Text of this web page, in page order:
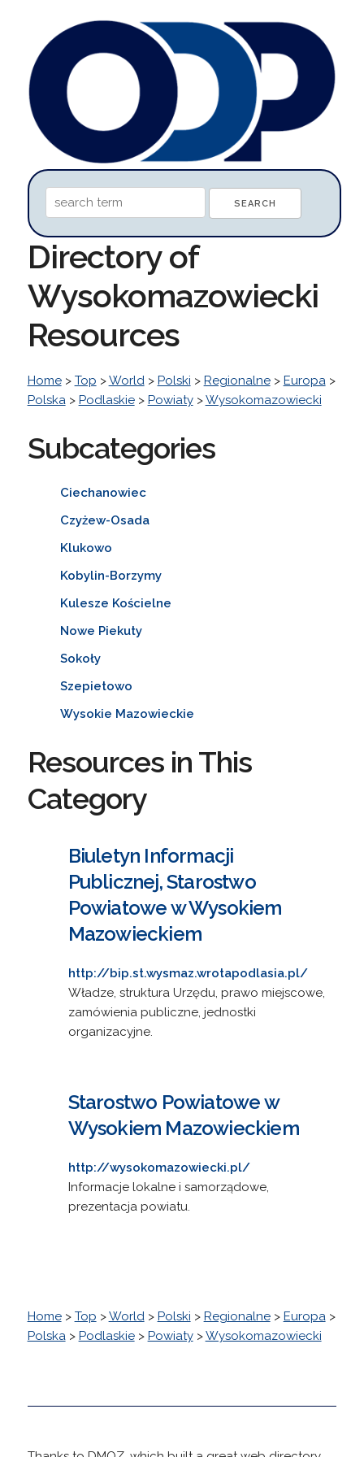
Directory of
Wysokomazowiecki
Resources
Home> Top >World> Polski > Regionalne> Europa>
Polska> Podlaskie> Powiaty>Wysokomazowiecki
Subcategories
Ciechanowiec
Czyżew-Osada
Klukowo
Kobylin-Borzymy
Kulesze Kościelne
Nowe Piekuty
Sokoły
Szepietowo
Wysokie Mazowieckie
Resources in This
Category
Biuletyn Informacji
Publicznej, Starostwo
Powiatowe w Wysokiem
Mazowieckiem
http://bip.st.wysmaz.wrotapodlasia.pl/
Władze, struktura Urzędu, prawo miejscowe,
zamówienia publiczne, jednostki
organizacyjne.
Starostwo Powiatowe w
Wysokiem Mazowieckiem
http://wysokomazowiecki.pl/
Informacje lokalne i samorządowe,
prezentacja powiatu.
Home> Top >World> Polski > Regionalne> Europa>
Polska> Podlaskie> Powiaty>Wysokomazowiecki